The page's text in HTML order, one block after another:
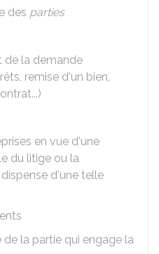
des parties
de la demande
remise d'un bien,
en vue d'une
du litige ou la
d'une telle
de la partie qui engage la